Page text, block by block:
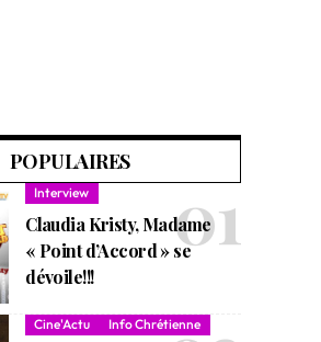
POPULAIRES
Interview
Claudia Kristy, Madame
« Point d’Accord » se
dévoile!!!
Cine'Actu Info Chrétienne